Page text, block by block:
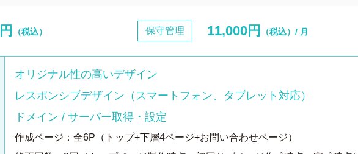
（税込） 保守管理 11,000円 （税込）/ 月
オリジナル性の高いデザイン
レスポンシブデザイン（スマートフォン、タブレット対応）
ドメイン / サーバー取得・設定
作成ページ：全6P（トップ+下層4ページ+お問い合わせページ）